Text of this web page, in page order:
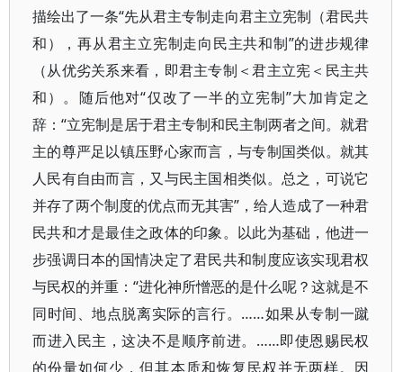
描绘出了一条“先从君主专制走向君主立宪制（君民共
和），再从君主立宪制走向民主共和制”的进步规律
（从优劣关系来看，即君主专制＜君主立宪＜民主共
和）。随后他对“仅改了一半的立宪制”大加肯定之
辞：“立宪制是居于君主专制和民主制两者之间。就君
主的尊严足以镇压野心家而言，与专制国类似。就其
人民有自由而言，又与民主国相类似。总之，可说它
并存了两个制度的优点而无其害”，给人造成了一种君
民共和才是最佳之政体的印象。以此为基础，他进一
步强调日本的国情决定了君民共和制度应该实现君权
与民权的并重：“进化神所憎恶的是什么呢？这就是不
同时间、地点脱离实际的言行。……如果从专制一蹴
而进入民主，这决不是顺序前进。……即使恩赐民权
的份量如何少，但其本质和恢复民权并无两样。因